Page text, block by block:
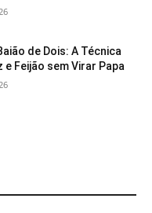
de Dois: A Técnica
e Feijão sem Virar Papa